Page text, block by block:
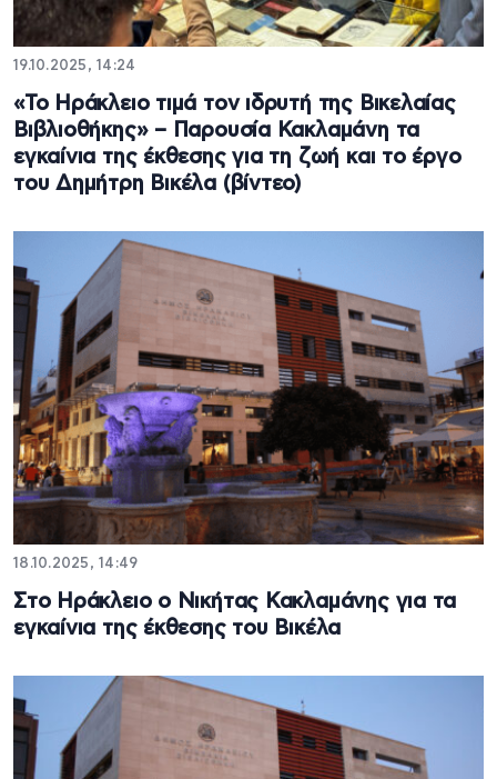
19.10.2025, 14:24
«Το Ηράκλειο τιμά τον ιδρυτή της Βικελαίας
Βιβλιοθήκης» – Παρουσία Κακλαμάνη τα
εγκαίνια της έκθεσης για τη ζωή και το έργο
του Δημήτρη Βικέλα (βίντεο)
18.10.2025, 14:49
Στο Ηράκλειο ο Νικήτας Κακλαμάνης για τα
εγκαίνια της έκθεσης του Βικέλα